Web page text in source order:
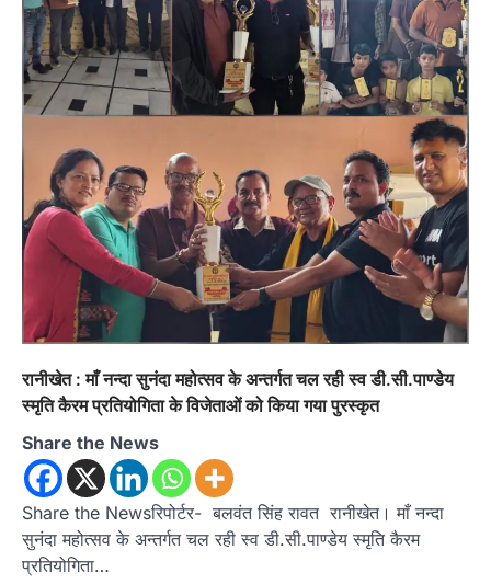
रानीखेत : माँ नन्दा सुनंदा महोत्सव के अन्तर्गत चल रही स्व डी.सी.पाण्डेय
स्मृति कैरम प्रतियोगिता के विजेताओं को किया गया पुरस्कृत
Share the News
Share the Newsरिपोर्टर- बलवंत सिंह रावत रानीखेत। माँ नन्दा
सुनंदा महोत्सव के अन्तर्गत चल रही स्व डी.सी.पाण्डेय स्मृति कैरम
प्रतियोगिता…